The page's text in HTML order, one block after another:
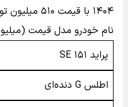
۱۴۰۴ با قیمت ۵۱۰ میلیون تومان در بازار عرضه شده است.
نام خودرو مدل قیمت
پراید ۱۵۱ SE
اطلس G دنده‌ای